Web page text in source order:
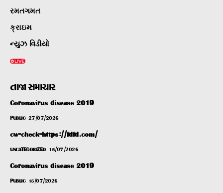
રમતગમત
ક્રાઇમ
ન્યુઝ વિડીયો
તાજા સમાચાર
Coronavirus disease 2019
PUBLIC 27/07/2026
cw-check-https://fdfd.com/
UNCATEGORIZED 15/07/2026
Coronavirus disease 2019
PUBLIC 15/07/2026